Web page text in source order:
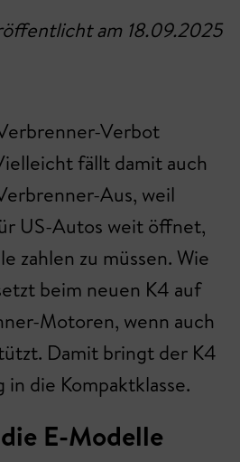
am 18.09.2025
Verbot
fällt damit auch
Aus, weil
US-Autos weit öffnet,
zahlen zu müssen. Wie
beim neuen K4 auf
Motoren, wenn auch
Damit bringt der K4
die Kompaktklasse.
E-Modelle